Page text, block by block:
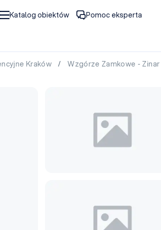
Katalog obiektów Pomoc eksperta
Kraków /Wzgórze Zamkowe -